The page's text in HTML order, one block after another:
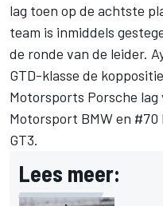
lag toen op de achtste
team is inmiddels
de ronde van de leider.
GTD-klasse de
Motorsports Porsche lag
Motorsport BMW en
GT3.
Lees meer: